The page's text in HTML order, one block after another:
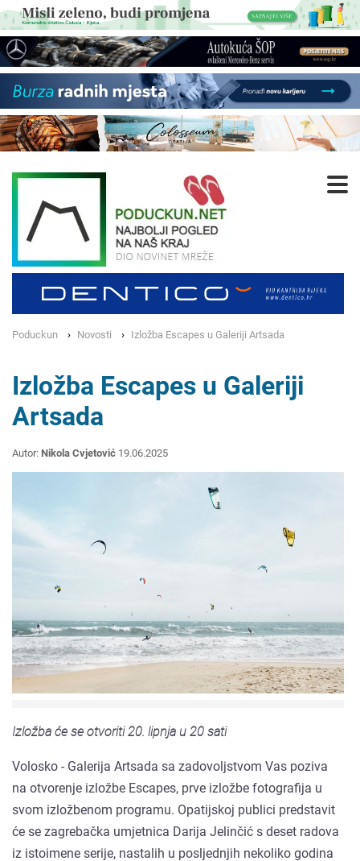
Poduckun Novosti Izložba Escapes u Galeriji Artsada
Izložba Escapes u Galeriji
Artsada
Autor: Nikola Cvjetović 19.06.2025
Izložba će se otvoriti 20. lipnja u 20 sati
Volosko - Galerija Artsada sa zadovoljstvom Vas poziva
na otvorenje izložbe Escapes, prve izložbe fotografija u
svom izložbenom programu. Opatijskoj publici predstavit
će se zagrebačka umjetnica Darija Jelinčić s deset radova
iz istoimene serije, nastalih u posljednjih nekoliko godina